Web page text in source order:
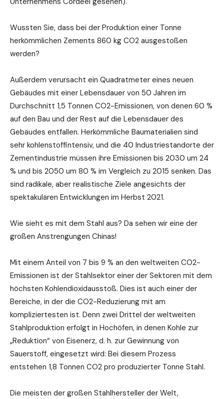
Wussten Sie, dass bei der Produktion einer Tonne
herkömmlichen Zements 860 kg CO2 ausgestoßen
werden?
Außerdem verursacht ein Quadratmeter eines neuen
Gebäudes mit einer Lebensdauer von 50 Jahren im
Durchschnitt 1,5 Tonnen CO2-Emissionen, von denen 60 %
auf den Bau und der Rest auf die Lebensdauer des
Gebäudes entfallen. Herkömmliche Baumaterialien sind
sehr kohlenstoffintensiv, und die 40 Industriestandorte der
Zementindustrie müssen ihre Emissionen bis 2030 um 24
% und bis 2050 um 80 % im Vergleich zu 2015 senken. Das
sind radikale, aber realistische Ziele angesichts der
spektakulären Entwicklungen im Herbst 2021.
Wie sieht es mit dem Stahl aus? Da sehen wir eine der
großen Anstrengungen Chinas!
Mit einem Anteil von 7 bis 9 % an den weltweiten CO2-
Emissionen ist der Stahlsektor einer der Sektoren mit dem
höchsten Kohlendioxidausstoß. Dies ist auch einer der
Bereiche, in der die CO2-Reduzierung mit am
kompliziertesten ist. Denn zwei Drittel der weltweiten
Stahlproduktion erfolgt in Hochöfen, in denen Kohle zur
„Reduktion“ von Eisenerz, d. h. zur Gewinnung von
Sauerstoff, eingesetzt wird: Bei diesem Prozess
entstehen 1,8 Tonnen CO2 pro produzierter Tonne Stahl.
Die meisten der großen Stahlhersteller der Welt,